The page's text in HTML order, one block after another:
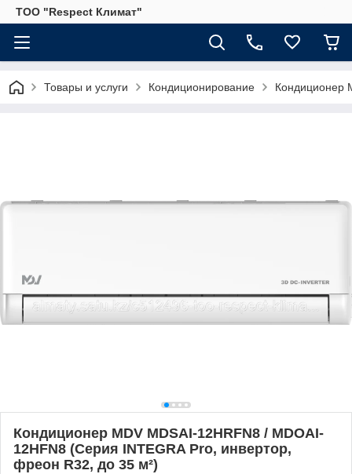
ТОО "Respect Климат"
Товары и услуги Кондиционирование Кондиционер
Кондиционер MDV MDSAI-12HRFN8 / MDOAI-
12HFN8 (Серия INTEGRA Pro, инвертор,
фреон R32, до 35 м²)